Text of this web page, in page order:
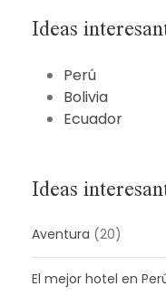
Ideas
Perú
Bolivia
Ecuador
Ideas
Aventura (20)
El mejor hotel en